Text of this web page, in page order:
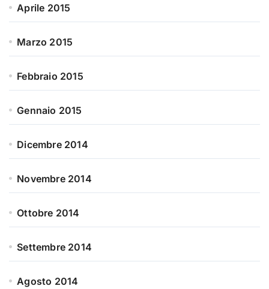
Aprile 2015
Marzo 2015
Febbraio 2015
Gennaio 2015
Dicembre 2014
Novembre 2014
Ottobre 2014
Settembre 2014
Agosto 2014